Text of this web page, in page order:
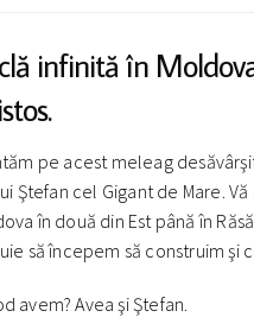
infinită în
pe acest meleag
Ştefan cel Gigant de Mare.
în două din Est până în
să începem să construim şi
avem? Avea şi Ştefan.